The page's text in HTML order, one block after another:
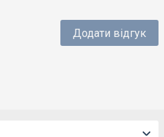
Додати відгук